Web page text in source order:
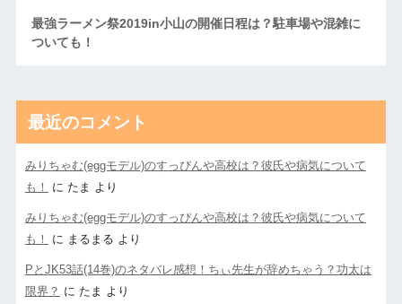
最強ラーメン祭2019in小山の開催日程は？駐車場や混雑に
ついても！
最近のコメント
みりちゃむ(eggモデル)のすっぴんや高校は？彼氏や病気について
も！
に たま より
みりちゃむ(eggモデル)のすっぴんや高校は？彼氏や病気について
も！
に まるまる より
PとJK53話(14巻)のネタバレ感想！ちぃ先生が辞めちゃう？功太は
限界？ に たま より